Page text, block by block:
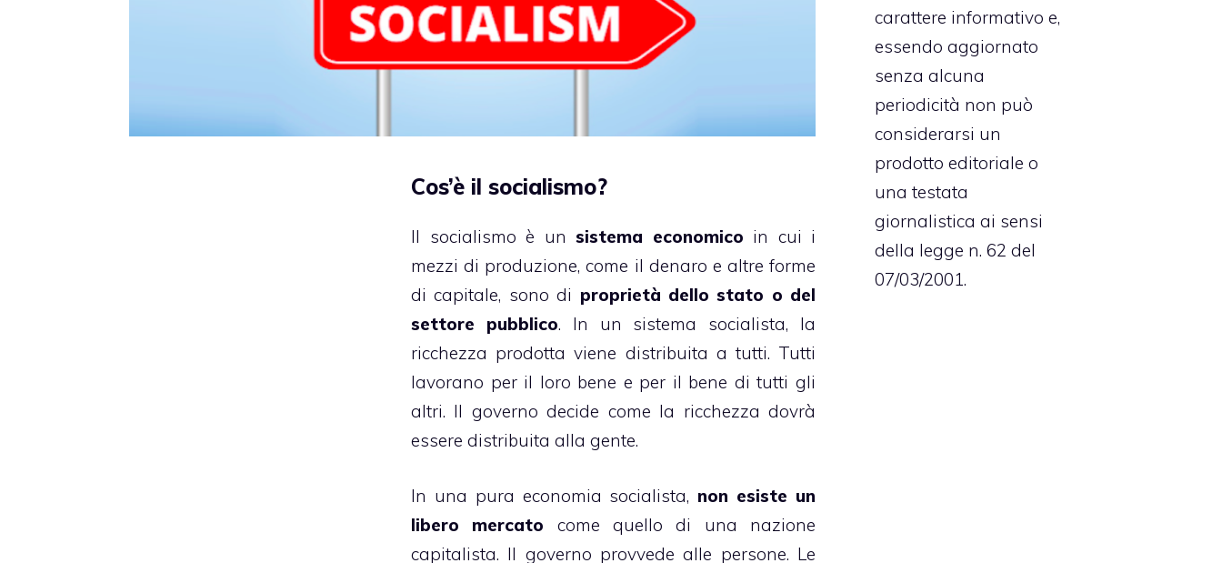
Cos’è il socialismo?
Il socialismo è un sistema economico in cui i
mezzi di produzione, come il denaro e altre forme
di capitale, sono di proprietà dello stato o del
settore pubblico. In un sistema socialista, la
ricchezza prodotta viene distribuita a tutti. Tutti
lavorano per il loro bene e per il bene di tutti gli
altri. Il governo decide come la ricchezza dovrà
essere distribuita alla gente.
In una pura economia socialista, non esiste un
libero mercato come quello di una nazione
capitalista. Il governo provvede alle persone. Le
carattere informativo e,
essendo aggiornato
senza alcuna
periodicità non può
considerarsi un
prodotto editoriale o
una testata
giornalistica ai sensi
della legge n. 62 del
07/03/2001.